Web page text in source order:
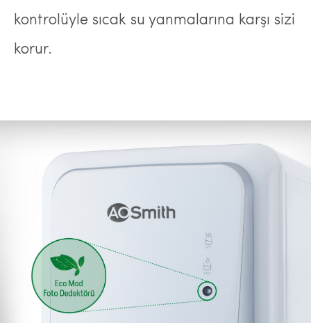
kontrolüyle sıcak su yanmalarına karşı sizi
korur.